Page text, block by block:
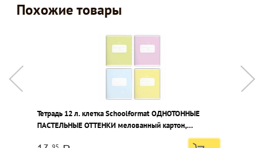
Похожие товары
Тетрадь 12 л. клетка Schoolformat ОДНОТОННЫЕ
ПАСТЕЛЬНЫЕ ОТТЕНКИ мелованный картон,